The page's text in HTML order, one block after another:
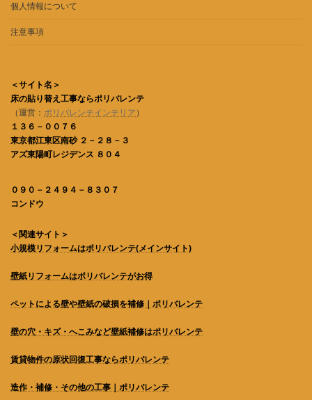
個人情報について
注意事項
＜サイト名＞
床の貼り替え工事ならポリバレンテ
（運営： ポリバレンテインテリア ）
１３６－００７６
東京都江東区南砂 ２－２８－３
アズ東陽町レジデンス ８０４
０９０－２４９４－８３０７
コンドウ
＜関連サイト＞
小規模リフォームはポリバレンテ(メインサイト)
壁紙リフォームはポリバレンテがお得
ペットによる壁や壁紙の破損を補修｜ポリバレンテ
壁の穴・キズ・へこみなど壁紙補修はポリバレンテ
賃貸物件の原状回復工事ならポリバレンテ
造作・補修・その他の工事｜ポリバレンテ